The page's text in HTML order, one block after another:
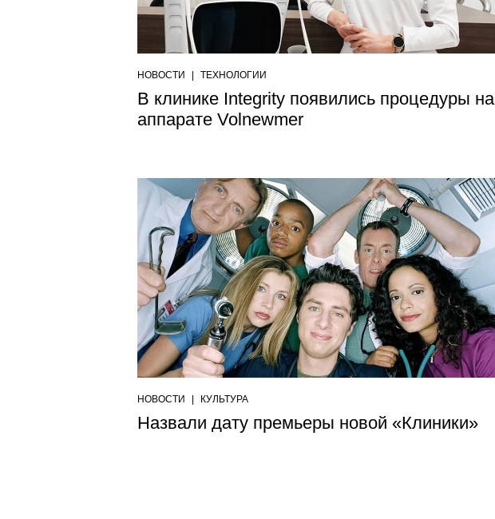
НОВОСТИ ТЕХНОЛОГИИ
В клинике Integrity появились процедуры на
аппарате Volnewmer
НОВОСТИ КУЛЬТУРА
Назвали дату премьеры новой «Клиники»